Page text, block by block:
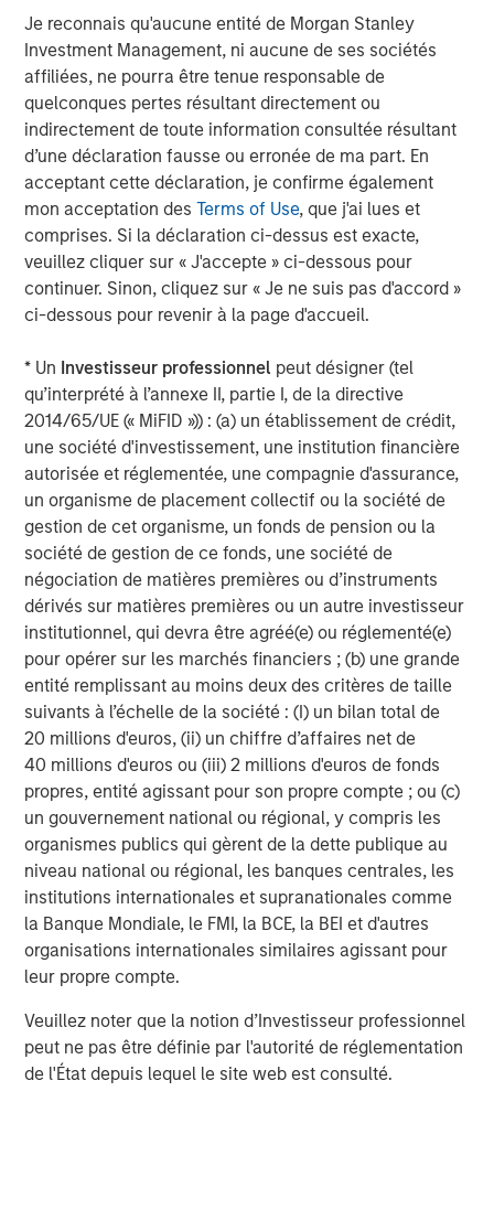
Je reconnais qu'aucune entité de Morgan Stanley
Investment Management, ni aucune de ses sociétés
affiliées, ne pourra être tenue responsable de
quelconques pertes résultant directement ou
indirectement de toute information consultée résultant
d’une déclaration fausse ou erronée de ma part. En
acceptant cette déclaration, je confirme également
mon acceptation desTerms of Use, que j'ai lues et
comprises. Si la déclaration ci-dessus est exacte,
veuillez cliquer sur « J'accepte » ci-dessous pour
continuer. Sinon, cliquez sur « Je ne suis pas d'accord »
ci-dessous pour revenir à la page d'accueil.
* Un Investisseur professionnel peut désigner (tel
qu’interprété à l’annexe II, partie I, de la directive
2014/65/UE (« MiFID »)) : (a) un établissement de crédit,
une société d'investissement, une institution financière
autorisée et réglementée, une compagnie d'assurance,
un organisme de placement collectif ou la société de
gestion de cet organisme, un fonds de pension ou la
société de gestion de ce fonds, une société de
négociation de matières premières ou d’instruments
dérivés sur matières premières ou un autre investisseur
institutionnel, qui devra être agréé(e) ou réglementé(e)
pour opérer sur les marchés financiers ; (b) une grande
entité remplissant au moins deux des critères de taille
suivants à l’échelle de la société : (I) un bilan total de
20 millions d'euros, (ii) un chiffre d’affaires net de
40 millions d'euros ou (iii) 2 millions d'euros de fonds
propres, entité agissant pour son propre compte ; ou (c)
un gouvernement national ou régional, y compris les
organismes publics qui gèrent de la dette publique au
niveau national ou régional, les banques centrales, les
institutions internationales et supranationales comme
la Banque Mondiale, le FMI, la BCE, la BEI et d'autres
organisations internationales similaires agissant pour
leur propre compte.
Veuillez noter que la notion d’Investisseur professionnel
peut ne pas être définie par l'autorité de réglementation
de l'État depuis lequel le site web est consulté.
place de vastes réformes économiques, parmi lesquelles
une révision de la législation sur les hydrocarbures
autorisant une plus grande participation du secteur privé
à la production pétrolière et un plafonnement des
redevances perçues par l’État, des mesures qui ont été
bien accueillies par les marchés. Ces réformes ont
contribué à soutenir le rebond des actifs vénézuéliens
tout au long du premier trimestre.
Fin février, des frappes coordonnées des États-Unis et
d’Israël visant des sites militaires iraniens et des hauts
responsables ont entraîné une escalade rapide du conflit.
L’Iran a riposté dans le Golfe en endommageant des
effective du détroit d’Ormuz a contribué à propulser les
prix du pétrole brut au-delà de 100 dollars le baril à
plusieurs reprises au cours du trimestre. Le conflit s’est
ensuite intensifié avec l’extension des opérations
israéliennes contre le Hezbollah dans le sud du Liban.
Des impacts différenciés selon les pays et des réponses
de politique économique contrastées
Le choc énergétique consécutif à ces événements a
ajouté une nouvelle source de complexité pour les
économies émergentes, avec des impacts contrastés
selon les régions. Les pays exportateurs de pétrole hors
Moyen‑Orient, comme le Kazakhstan, le Nigeria ou la
Colombie, ont bénéficié de la hausse des cours. À
l’inverse, les pays importateurs d’énergie comme la Corée
du Sud, l’Afrique du Sud et l’Inde ont été confrontés à une
détérioration de leurs termes de l’échange, à des
pressions inflationnistes accrues et à des risques de
ralentissement de la croissance.
Plusieurs pays d’Asie du Sud-Est ont rapidement mis en
place des réponses de politique économique après le
début du conflit afin de faire face à d’éventuelles
perturbations de l’approvisionnement en pétrole.
L’Indonésie a par exemple gelé les prix des carburants,
ce qui a accru les tensions déjà importantes sur le déficit
budgétaire. Le Sri Lanka a imposé des quotas stricts sur
les carburants et le Pakistan a instauré une politique